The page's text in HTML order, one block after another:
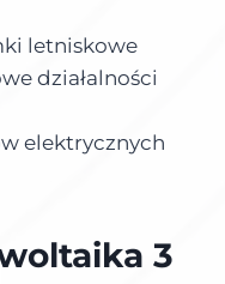
letniskowe
działalności
elektrycznych
3